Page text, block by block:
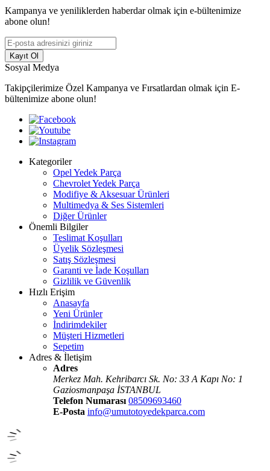
Kampanya ve yeniliklerden haberdar olmak için e-bültenimize
abone olun!
Kayıt Ol
Sosyal Medya
Takipçilerimize Özel Kampanya ve Fırsatlardan olmak için E-
bültenimize abone olun!
Kategoriler
Opel Yedek Parça
Chevrolet Yedek Parça
Modifiye & Aksesuar Ürünleri
Multimedya & Ses Sistemleri
Diğer Ürünler
Önemli Bilgiler
Teslimat Koşulları
Üyelik Sözleşmesi
Satış Sözleşmesi
Garanti ve İade Koşulları
Gizlilik ve Güvenlik
Hızlı Erişim
Anasayfa
Yeni Ürünler
İndirimdekiler
Müşteri Hizmetleri
Sepetim
Adres & İletişim
Adres
Merkez Mah. Kehribarcı Sk. No: 33 A Kapı No: 1
Gaziosmanpaşa İSTANBUL
Telefon Numarası 08509693460
E-Posta info@umutotoyedekparca.com